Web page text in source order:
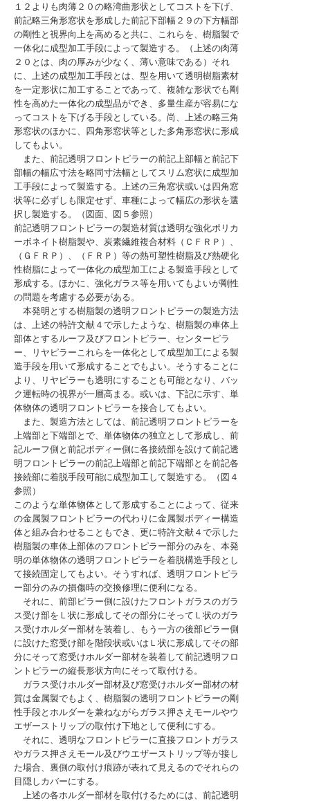
１２よりも肉薄２０の略湾曲形状としてコストを下げ、
前記略三角形窓状を形成した前記下部幅２９の下方幅部
の剛性と視界向上を高めると共に、これらを、樹脂製で
一体化に成型加工手段によって製造する。（上述の肉薄
２０とは、肉の厚みが少なく、薄い意味である）それ
に、上述の成型加工手段とは、型を用いて透明樹脂素材
を一定形状に加工することであって、複雑な形状でも剛
性を高めた一体化の成型品ができ、多量生産が容易にな
ってコストを下げる手段としている。尚、上述の略三角
形窓状のほかに、四角形窓状等とした多角形窓状に形成
してもよい。
また、前記透明フロントピラーの前記上部幅と前記下
部幅の幅広寸法を略同寸法幅としてスリム窓状に成型加
工手段によって製造する。上述の三角窓状或いは四角窓
状等に必ずしも限定せず、車種によって幅広の形状を選
択し製造する。（図面、図５参照）
前記透明フロントピラーの製造材質は透明な強化ポリカ
ーボネイト樹脂製や、炭素繊維複合材料（ＣＦＲＰ）、
（ＧＦＲＰ）、（ＦＲＰ）等の熱可塑性樹脂及び熱硬化
性樹脂によって一体化の成型加工による製造手段として
形成する。ほかに、強化ガラス等を用いてもよいが剛性
の問題を考慮する必要がある。
本発明とする樹脂製の透明フロントピラーの製造方法
は、上述の特許文献４で示したような、樹脂製の車体上
部体とするルーフ及びフロントピラー、センターピラ
ー、リヤピラーこれらを一体化として成型加工による製
造手段を用いて形成することでもよい。そうすることに
より、リヤピラーも透明にすることも可能となり、バッ
ク運転時の視界が一層高まる。或いは、下記に示す、単
体物体の透明フロントピラーを接合してもよい。
また、製造方法としては、前記透明フロントピラーを
上端部と下端部とで、単体物体の独立として形成し、前
記ルーフ側と前記ボディー側に各接続部を設けて前記透
明フロントピラーの前記上端部と前記下端部とを前記各
接続部に着脱手段可能に成型加工して製造する。（図４
参照）
このような単体物体として形成することによって、従来
の金属製フロントピラーの代わりに金属製ボディー構造
体と組み合わせることもでき、更に特許文献４で示した
樹脂製の車体上部体のフロントピラー部分のみを、本発
明の単体物体の透明フロントピラーを着脱構造手段とし
て接続固定してもよい。そうすれば、透明フロントピラ
ー部分のみの損傷時の交換修理に便利になる。
それに、前部ピラー側に設けたフロントガラスのガラ
ス受け部をＬ状に形成してその部分にそってＬ状のガラ
ス受けホルダー部材を装着し、もう一方の後部ピラー側
に設けた窓受け部を階段状或いはＬ状に形成してその部
分にそって窓受けホルダー部材を装着して前記透明フロ
ントピラーの縦長形状方向にそって取付ける。
ガラス受けホルダー部材及び窓受けホルダー部材の材
質は金属製でもよく、樹脂製の透明フロントピラーの剛
性手段とホルダーを兼ねながらガラス押さえモールやウ
エザーストリップの取付け下地として便利にする。
それに、透明なフロントピラーに直接フロントガラス
やガラス押さえモール及びウエザーストリップ等が接し
た場合、裏側の取付け痕跡が表れて見えるのでそれらの
目隠しカバーにする。
上述の各ホルダー部材を取付けるためには、前記透明